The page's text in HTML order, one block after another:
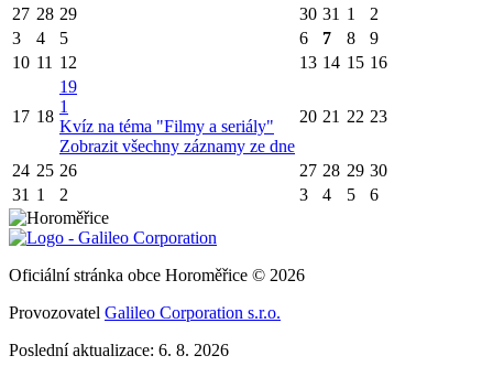
27 28 29 30 31 1
2
3
4 5 6 7 8
9
10 11 12 13 14 15 16
17 18
19
1
Kvíz na téma "Filmy a seriály"
Zobrazit všechny záznamy ze dne
20 21 22 23
24 25 26 27 28 29 30
31 1 2 3 4 5 6
Oficiální stránka obce Horoměřice © 2026
Provozovatel Galileo Corporation s.r.o.
Poslední aktualizace: 6. 8. 2026